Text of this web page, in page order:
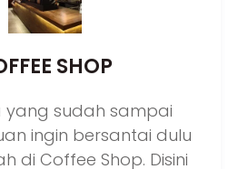
SHOP
yang sudah sampai
ingin bersantai dulu
di Coffee Shop. Disini